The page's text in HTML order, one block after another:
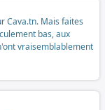
Cava.tn. Mais faites
bas, aux
vraisemblablement